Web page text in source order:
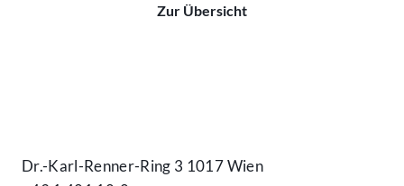
Zur Übersicht
Dr.-Karl-Renner-Ring 3 1017 Wien